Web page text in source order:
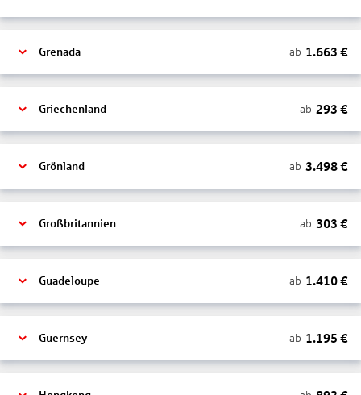
Grenada ab 1.663 €
Griechenland ab 293 €
Grönland ab 3.498€
Großbritannien ab 303 €
Guadeloupe ab 1.410€
Guernsey ab 1.195 €